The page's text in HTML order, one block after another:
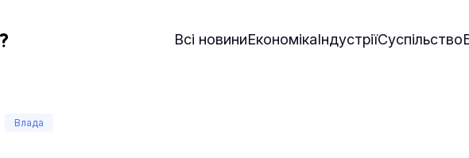
дані Всі новиниЕкономікаІндустріїСуспільство
Влада